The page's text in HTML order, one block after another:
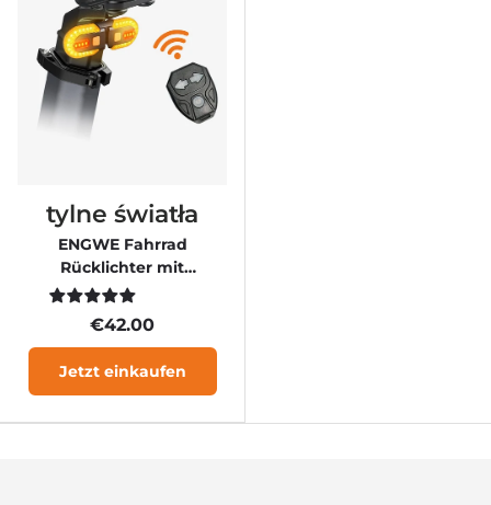
tylne światła
ENGWE Fahrrad
Rücklichter mit
Kurvensignalen
€42.00
Jetzt einkaufen